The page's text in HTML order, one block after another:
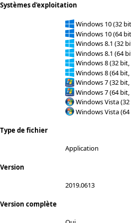
Systèmes d'exploitation
Windows 10 (32
Windows 10 (64
Windows 8.1 (32
Windows 8.1 (64
Windows 8 (32 bit,
Windows 8 (64 bit,
Windows 7 (32 bit,
Windows 7 (64 bit,
Windows Vista
Windows Vista
Type de fichier
Application
Version
2019.0613
Version complète